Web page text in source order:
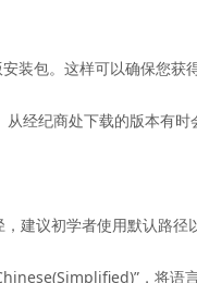
包。这样可以确保您获得
纪商处下载的版本有时
议初学者使用默认路径
，将语